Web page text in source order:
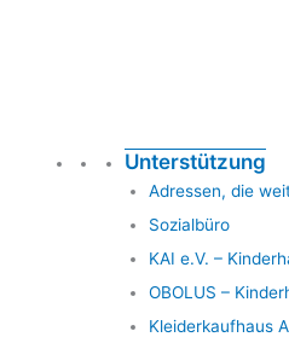
Unterstützung
Adressen, die
Sozialbüro
KAI e.V. –
OBOLUS –
Kleiderkaufhaus